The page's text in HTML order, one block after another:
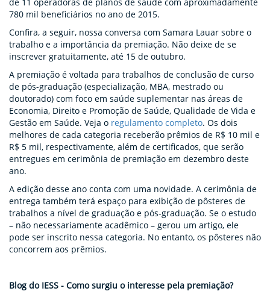
780 mil beneficiários no ano de 2015.
Confira, a seguir, nossa conversa com Samara Lauar sobre o
trabalho e a importância da premiação. Não deixe de se
inscrever gratuitamente, até 15 de outubro.
A premiação é voltada para trabalhos de conclusão de curso
de pós-graduação (especialização, MBA, mestrado ou
doutorado) com foco em saúde suplementar nas áreas de
Economia, Direito e Promoção de Saúde, Qualidade de Vida e
Gestão em Saúde. Veja o regulamento completo. Os dois
melhores de cada categoria receberão prêmios de R$ 10 mil e
R$ 5 mil, respectivamente, além de certificados, que serão
entregues em cerimônia de premiação em dezembro deste
ano.
A edição desse ano conta com uma novidade. A cerimônia de
entrega também terá espaço para exibição de pôsteres de
trabalhos a nível de graduação e pós-graduação. Se o estudo
– não necessariamente acadêmico – gerou um artigo, ele
pode ser inscrito nessa categoria. No entanto, os pôsteres não
concorrem aos prêmios.
Blog do IESS - Como surgiu o interesse pela premiação?